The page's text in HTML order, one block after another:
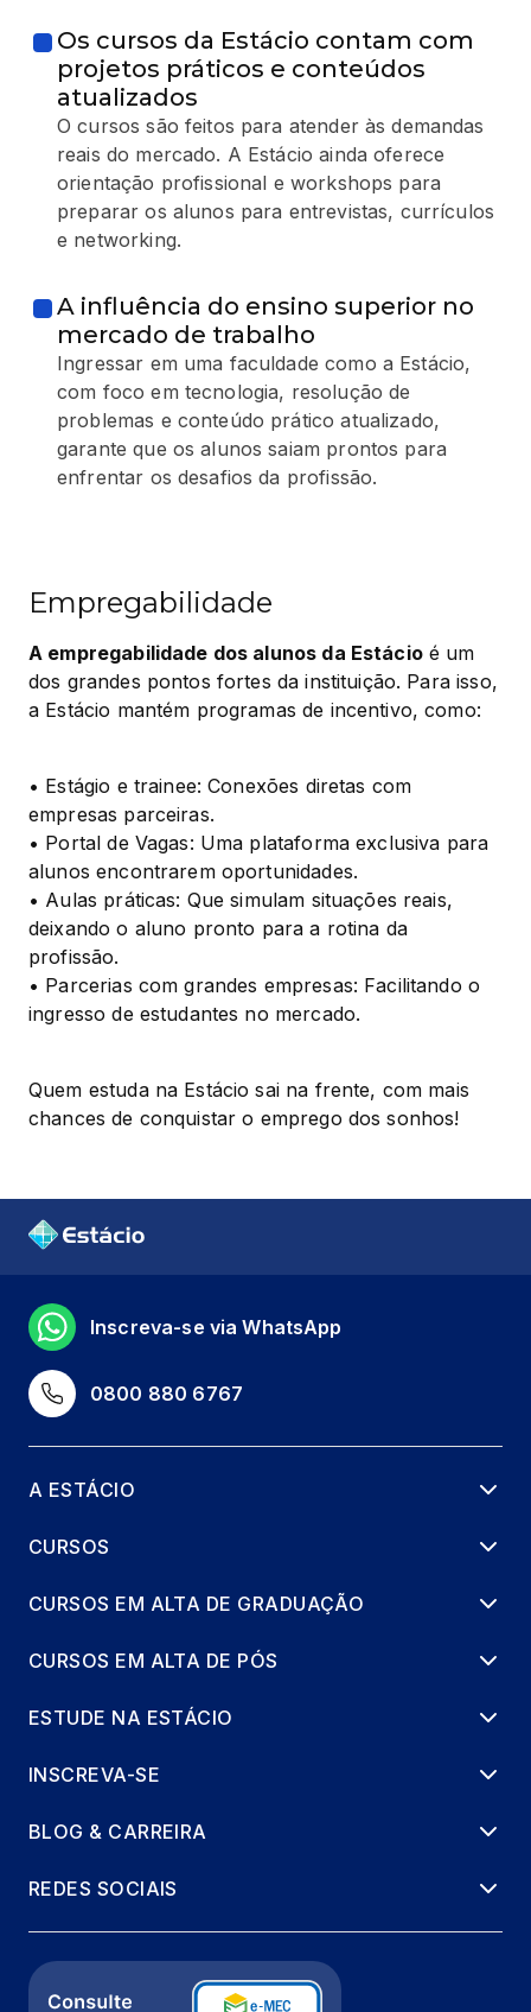
Os cursos da Estácio contam com
projetos práticos e conteúdos
atualizados
O cursos são feitos para atender às demandas
reais do mercado. A Estácio ainda oferece
orientação profissional e workshops para
preparar os alunos para entrevistas, currículos
e networking.
A influência do ensino superior no
mercado de trabalho
Ingressar em uma faculdade como a Estácio,
com foco em tecnologia, resolução de
problemas e conteúdo prático atualizado,
garante que os alunos saiam prontos para
enfrentar os desafios da profissão.
Empregabilidade
A empregabilidade dos alunos da Estácio é um
dos grandes pontos fortes da instituição. Para isso,
a Estácio mantém programas de incentivo, como:
• Estágio e trainee: Conexões diretas com
empresas parceiras.
• Portal de Vagas: Uma plataforma exclusiva para
alunos encontrarem oportunidades.
• Aulas práticas: Que simulam situações reais,
deixando o aluno pronto para a rotina da
profissão.
• Parcerias com grandes empresas: Facilitando o
ingresso de estudantes no mercado.
Quem estuda na Estácio sai na frente, com mais
chances de conquistar o emprego dos sonhos!
0800 880 6767
Inscreva-se via WhatsApp
A ESTÁCIO
CURSOS
CURSOS EM ALTA DE GRADUAÇÃO
CURSOS EM ALTA DE PÓS
ESTUDE NA ESTÁCIO
INSCREVA-SE
BLOG & CARREIRA
REDES SOCIAIS